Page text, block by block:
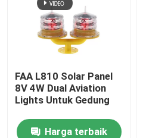
Rumah
Produk
FAA L810 Solar Panel
8V 4W Dual Aviation
Lights Untuk Gedung
Harga terbaik